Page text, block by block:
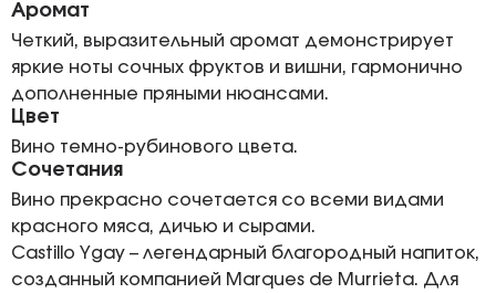
Аромат
Четкий, выразительный аромат демонстрирует
яркие ноты сочных фруктов и вишни, гармонично
дополненные пряными нюансами.
Цвет
Вино темно-рубинового цвета.
Сочетания
Вино прекрасно сочетается со всеми видами
красного мяса, дичью и сырами.
Castillo Ygay – легендарный благородный напиток,
созданный компанией Marques de Murrieta. Для